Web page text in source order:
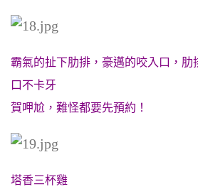
霸氣的扯下肋排，豪邁的咬入口，肋
口不卡牙
賀呷尬，難怪都要先預約！
塔香三杯雞